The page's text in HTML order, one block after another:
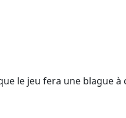
le jeu fera une blague à